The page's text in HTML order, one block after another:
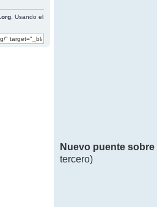
. Usando el
Nuevo puente
tercero)